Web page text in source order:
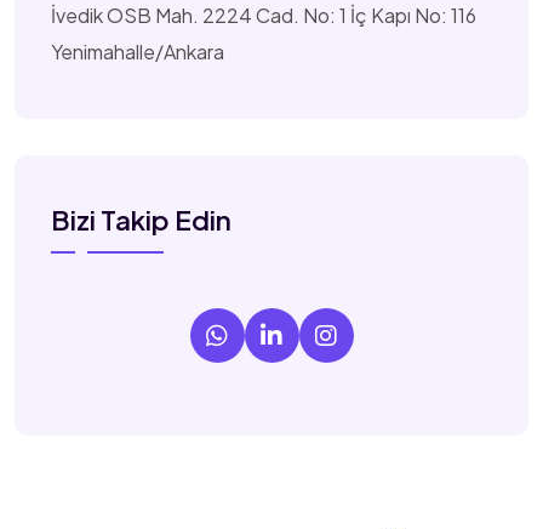
İvedik OSB Mah. 2224 Cad. No: 1 İç Kapı No: 116
Yenimahalle/Ankara
Bizi Takip Edin